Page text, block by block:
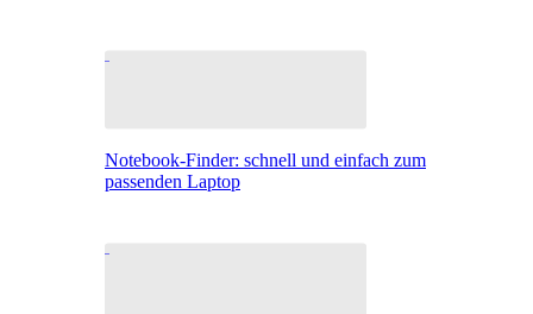
Notebook-Finder: schnell und einfach zum
passenden Laptop